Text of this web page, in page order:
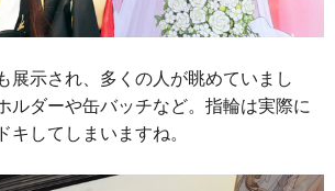
展示され、多くの人が眺めていまし
ルダーや缶バッチなど。指輪は実際に
キしてしまいますね。